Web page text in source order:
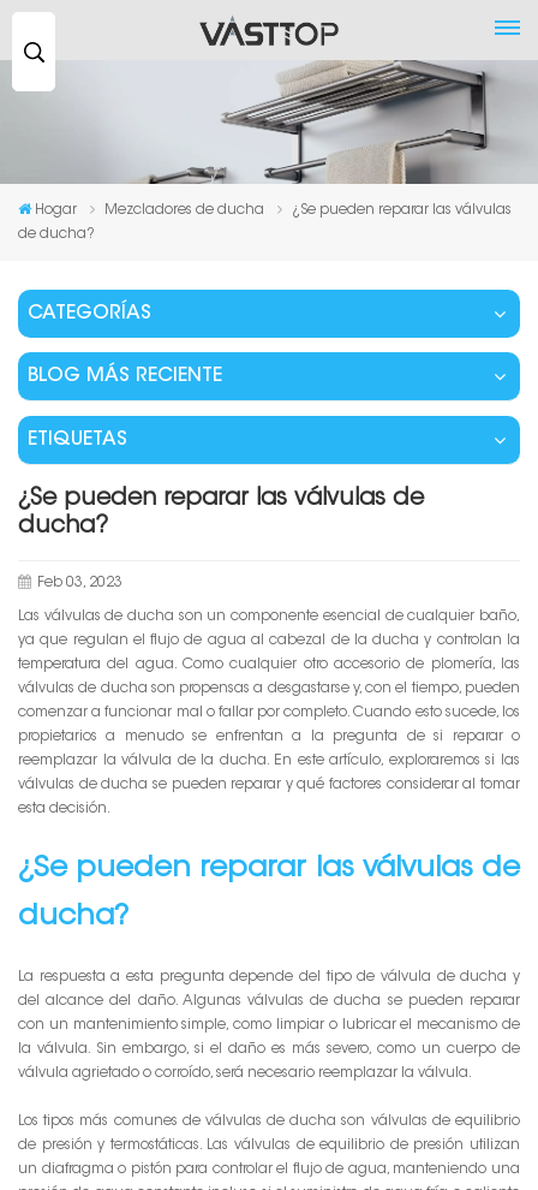
Hogar Mezcladores de ducha
¿Se pueden reparar las válvulas
de ducha?
CATEGORÍAS
BLOG MÁS RECIENTE
ETIQUETAS
¿Se pueden reparar las válvulas de
ducha?
Feb 03, 2023
Las válvulas de ducha son un componente esencial de cualquier baño,
ya que regulan el flujo de agua al cabezal de la ducha y controlan la
temperatura del agua. Como cualquier otro accesorio de plomería, las
válvulas de ducha son propensas a desgastarse y, con el tiempo, pueden
comenzar a funcionar mal o fallar por completo. Cuando esto sucede, los
propietarios a menudo se enfrentan a la pregunta de si reparar o
reemplazar la válvula de la ducha. En este artículo, exploraremos si las
válvulas de ducha se pueden reparar y qué factores considerar al tomar
esta decisión.
¿Se pueden reparar las válvulas de
ducha?
La respuesta a esta pregunta depende del tipo de válvula de ducha y
del alcance del daño. Algunas válvulas de ducha se pueden reparar
con un mantenimiento simple, como limpiar o lubricar el mecanismo de
la válvula. Sin embargo, si el daño es más severo, como un cuerpo de
válvula agrietado o corroído, será necesario reemplazar la válvula.
Los tipos más comunes de válvulas de ducha son válvulas de equilibrio
de presión y termostáticas. Las válvulas de equilibrio de presión utilizan
un diafragma o pistón para controlar el flujo de agua, manteniendo una